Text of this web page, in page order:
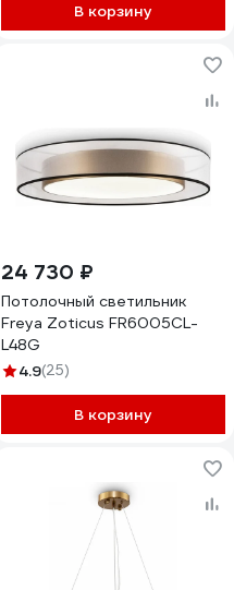
В корзину
24 730 ₽
Потолочный светильник
Freya Zoticus FR6005CL-
L48G
4.9(25)
В корзину